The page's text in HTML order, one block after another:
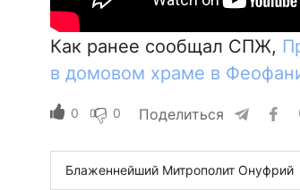
Как ранее сообщал СПЖ,
в домовом храме в
0 0 Поделиться
Блаженнейший Митрополит Онуфрий